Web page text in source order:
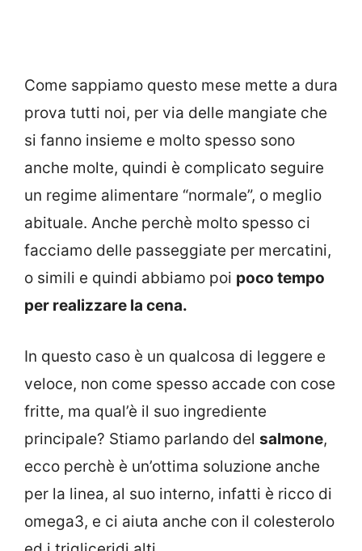
Come sappiamo questo mese mette a dura
prova tutti noi, per via delle mangiate che
si fanno insieme e molto spesso sono
anche molte, quindi è complicato seguire
un regime alimentare “normale”, o meglio
abituale. Anche perchè molto spesso ci
facciamo delle passeggiate per mercatini,
o simili e quindi abbiamo poi poco tempo
per realizzare la cena.
In questo caso è un qualcosa di leggere e
veloce, non come spesso accade con cose
fritte, ma qual’è il suo ingrediente
principale? Stiamo parlando del salmone,
ecco perchè è un’ottima soluzione anche
per la linea, al suo interno, infatti è ricco di
omega3, e ci aiuta anche con il colesterolo